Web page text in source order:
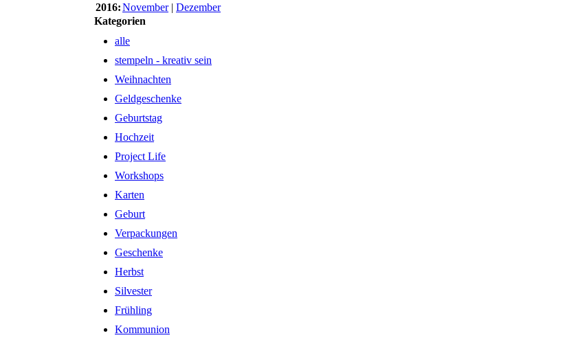
2016:November| Dezember
Kategorien
alle
stempeln - kreativ sein
Weihnachten
Geldgeschenke
Geburtstag
Hochzeit
Project Life
Workshops
Karten
Geburt
Verpackungen
Geschenke
Herbst
Silvester
Frühling
Kommunion